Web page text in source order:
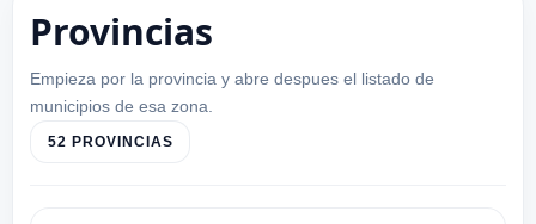
Provincias
Empieza por la provincia y abre despues el listado de
municipios de esa zona.
52 PROVINCIAS